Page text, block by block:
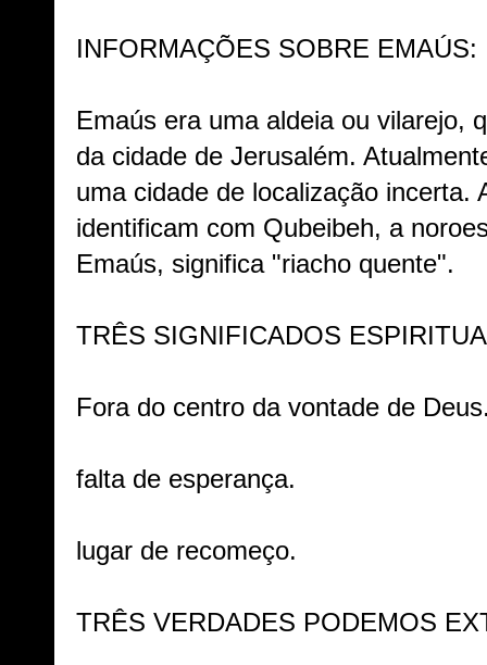
INFORMAÇÕES SOBRE EMAÚS:
Emaús era uma aldeia ou vilarejo,
da cidade de Jerusalém.
uma cidade de localização incerta.
identificam com Qubeibeh, a
Emaús, significa "riacho quente".
TRÊS SIGNIFICADOS
Fora do centro da vontade de
falta de esperança.
lugar de recomeço.
TRÊS VERDADES PODEMOS